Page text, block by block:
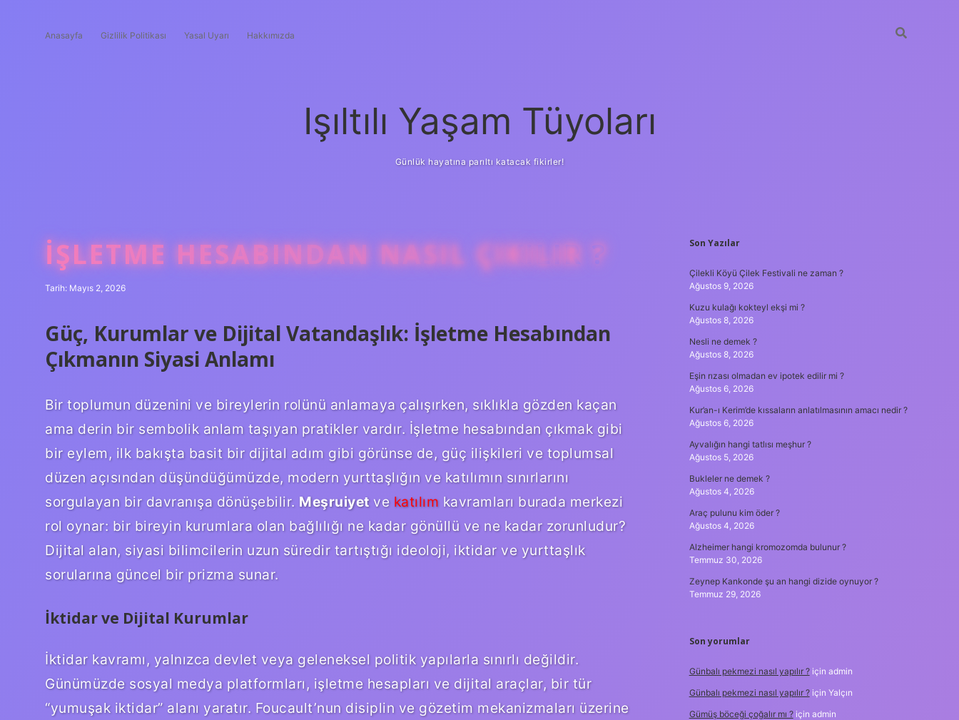
Anasayfa Gizlilik Politikası Yasal Uyarı Hakkımızda
Işıltılı Yaşam Tüyoları
Günlük hayatına parıltı katacak fikirler!
İŞLETME HESABINDAN NASIL ÇIKILIR ?
Tarih: Mayıs 2, 2026
Güç, Kurumlar ve Dijital Vatandaşlık: İşletme Hesabından
Çıkmanın Siyasi Anlamı
Bir toplumun düzenini ve bireylerin rolünü anlamaya çalışırken, sıklıkla gözden kaçan
ama derin bir sembolik anlam taşıyan pratikler vardır. İşletme hesabından çıkmak gibi
bir eylem, ilk bakışta basit bir dijital adım gibi görünse de, güç ilişkileri ve toplumsal
düzen açısından düşündüğümüzde, modern yurttaşlığın ve katılımın sınırlarını
sorgulayan bir davranışa dönüşebilir. Meşruiyetve katılım kavramları burada merkezi
rol oynar: bir bireyin kurumlara olan bağlılığı ne kadar gönüllü ve ne kadar zorunludur?
Dijital alan, siyasi bilimcilerin uzun süredir tartıştığı ideoloji, iktidar ve yurttaşlık
sorularına güncel bir prizma sunar.
İktidar ve Dijital Kurumlar
İktidar kavramı, yalnızca devlet veya geleneksel politik yapılarla sınırlı değildir.
Günümüzde sosyal medya platformları, işletme hesapları ve dijital araçlar, bir tür
“yumuşak iktidar” alanı yaratır. Foucault’nun disiplin ve gözetim mekanizmaları üzerine
SIDEBAR
Son Yazılar
Çilekli Köyü Çilek Festivali ne zaman ?
Ağustos 9, 2026
Kuzu kulağı kokteyl ekşi mi ?
Ağustos 8, 2026
Nesli ne demek ?
Ağustos 8, 2026
Eşin rızası olmadan ev ipotek edilir mi ?
Ağustos 6, 2026
Kur’an-ı Kerim’de kıssaların anlatılmasının amacı nedir ?
Ağustos 6, 2026
Ayvalığın hangi tatlısı meşhur ?
Ağustos 5, 2026
Bukleler ne demek ?
Ağustos 4, 2026
Araç pulunu kim öder ?
Ağustos 4, 2026
Alzheimer hangi kromozomda bulunur ?
Temmuz 30, 2026
Zeynep Kankonde şu an hangi dizide oynuyor ?
Temmuz 29, 2026
Son yorumlar
Günbalı pekmezi nasıl yapılır ?için admin
Günbalı pekmezi nasıl yapılır ?için Yalçın
Gümüş böceği çoğalır mı ?için admin